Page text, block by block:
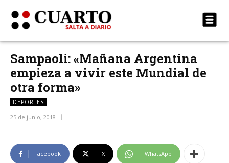
Sampaoli: «Mañana Argentina
empieza a vivir este Mundial de
otra forma»
DEPORTES
25 de junio, 2018
Facebook X WhatsApp